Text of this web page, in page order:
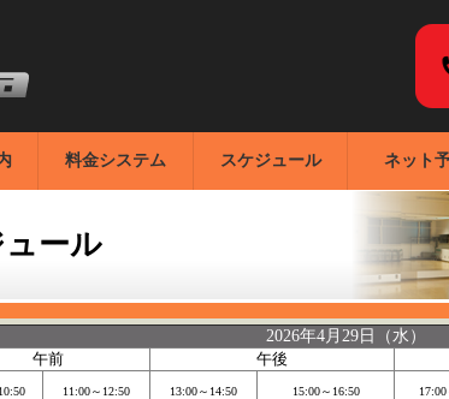
料金システム スケジュール ネット
ール
2026年4月29日（水）
午前
午後
11:00～12:50 13:00～14:50 15:00～16:50